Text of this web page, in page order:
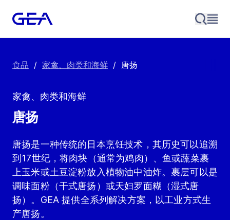
食品 / 家禽、肉类和海鲜 / 唐扬
家禽、肉类和海鲜
唐扬
唐扬是一种传统的日本烹饪技术，其历史可以追溯
到17世纪，将肉块（通常为鸡肉）、鱼或蔬菜裹
上玉米或土豆淀粉放入植物油中油炸。裹层可以是
调味面粉（干式唐扬）或天妇罗面糊（湿式唐
扬）。GEA 提供全系列解决方案，以工业方式生
产唐扬。